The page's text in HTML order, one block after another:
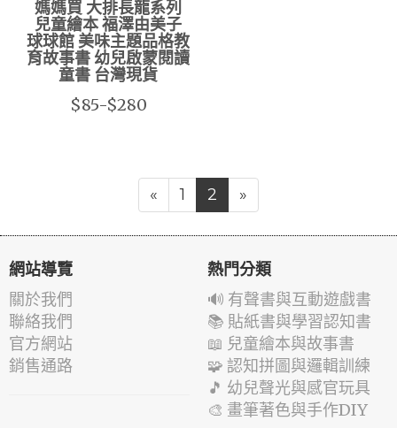
媽媽買 大排長龍系列
兒童繪本 福澤由美子
球球館 美味主題品格教
育故事書 幼兒啟蒙閱讀
童書 台灣現貨
$85-$280
« 1 2 »
網站導覽
關於我們
聯絡我們
官方網站
銷售通路
熱門分類
🔊 有聲書與互動遊戲書
📚 貼紙書與學習認知書
📖 兒童繪本與故事書
🧩 認知拼圖與邏輯訓練
🎵 幼兒聲光與感官玩具
🎨 畫筆著色與手作DIY